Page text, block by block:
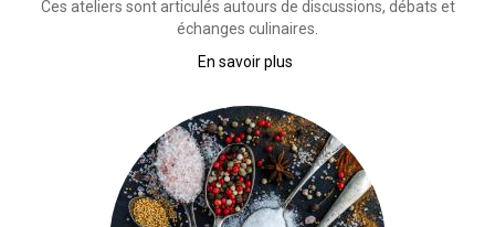
Ces ateliers sont articulés autours de discussions, débats et
échanges culinaires.
En savoir plus
:
Les
rendez-
vous
du